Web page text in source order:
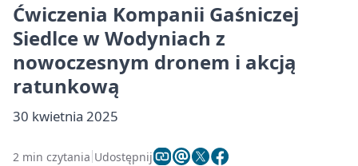
Ćwiczenia Kompanii Gaśniczej
Siedlce w Wodyniach z
nowoczesnym dronem i akcją
ratunkową
30 kwietnia 2025
2 min czytania Udostępnij